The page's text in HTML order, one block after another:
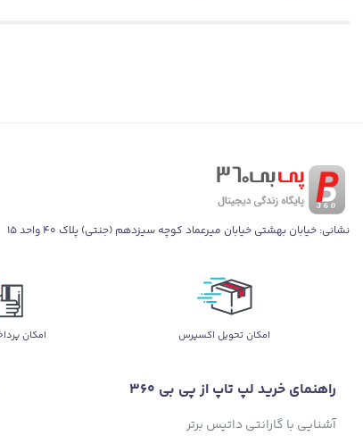
است که باعث استفاده راحت از آن در شرایط پرنور می‌شود.
نشانی: خیابان بهشتی خیابان میرعماد کوچه سیزدهم (جنتی) پلاک ۴۰ واحد ۱۵
اﻣﮑﺎن ﺗﺤﻮﯾﻞ اﮐﺴﭙﺮس امکان
راهنمای خرید لپ تاپ از پی بی 360
آشنایی با گارانتی داتیس برتر